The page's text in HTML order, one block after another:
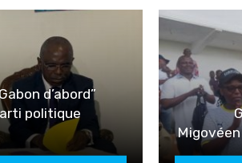
d’abord”
politique